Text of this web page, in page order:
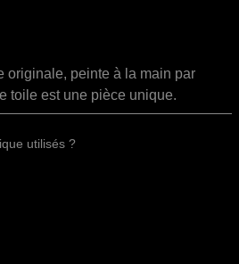
originale, peinte à la main par
toile est une pièce unique.
utilisés ?